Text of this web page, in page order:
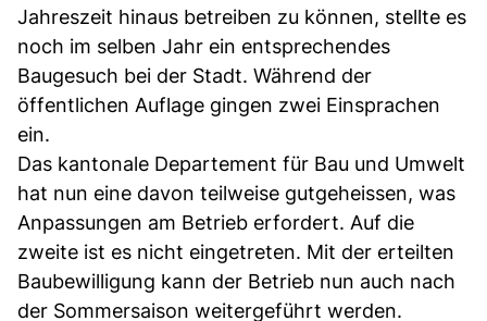
Jahreszeit hinaus betreiben zu können, stellte es
noch im selben Jahr ein entsprechendes
Baugesuch bei der Stadt. Während der
öffentlichen Auflage gingen zwei Einsprachen
ein.
Das kantonale Departement für Bau und Umwelt
hat nun eine davon teilweise gutgeheissen, was
Anpassungen am Betrieb erfordert. Auf die
zweite ist es nicht eingetreten. Mit der erteilten
Baubewilligung kann der Betrieb nun auch nach
der Sommersaison weitergeführt werden.